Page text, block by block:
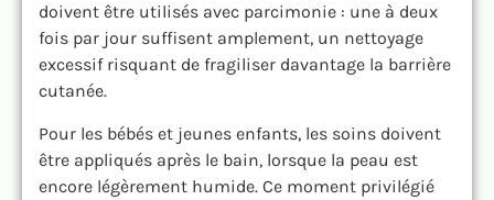
doivent être utilisés avec parcimonie : une à deux
fois par jour suffisent amplement, un nettoyage
excessif risquant de fragiliser davantage la barrière
cutanée.
Pour les bébés et jeunes enfants, les soins doivent
être appliqués après le bain, lorsque la peau est
encore légèrement humide. Ce moment privilégié